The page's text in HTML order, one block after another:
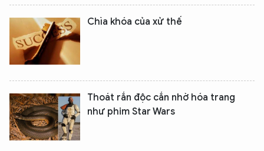
Chìa khóa của xử thế
Thoát rắn độc cắn nhờ hóa trang
như phim Star Wars